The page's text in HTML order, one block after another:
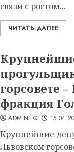
связи с ростом...
ЧИТАТЬ ДАЛЕЕ
горсовете
фракция
ADMINHQ
Крупнейшие
Львовском